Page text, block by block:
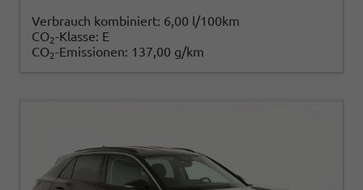
Verbrauch kombiniert: 6,00 l/100km
CO2-Klasse: E
CO2-Emissionen: 137,00 g/km